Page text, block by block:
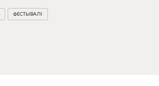
ФЕСТЫВАЛІ